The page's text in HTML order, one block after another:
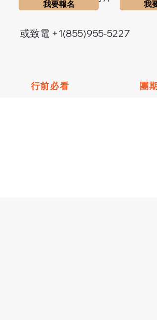
我要報名
或致電 +1(855)955-5227
我
行前必看 團